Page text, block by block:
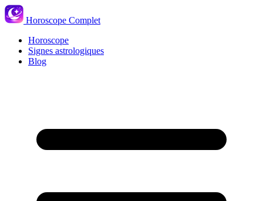
Horoscope Complet
Horoscope
Signes astrologiques
Blog